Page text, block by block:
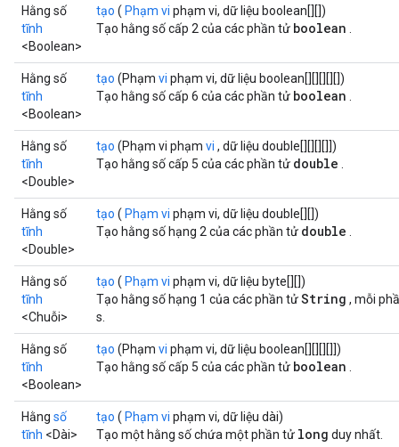
Hằng số
tĩnh
<Boolean>
tạo ( Phạm vi phạm vi, dữ liệu boolean[][])
Tạo hằng số cấp 2 của các phần tử boolean
Hằng số
tĩnh
<Boolean>
tạo (Phạm vi phạm vi, dữ liệu boolean[][][][][])
Tạo hằng số cấp 6 của các phần tử boolean
Hằng số
tĩnh
<Double>
tạo (Phạm vi phạm vi , dữ liệu double[][][][]])
Tạo hằng số cấp 5 của các phần tử double
Hằng số
tĩnh
<Double>
tạo ( Phạm vi phạm vi, dữ liệu double[][])
Tạo hằng số hạng 2 của các phần tử double
Hằng số
tĩnh
<Chuỗi>
tạo ( Phạm vi phạm vi, dữ liệu byte[][])
Tạo hằng số hạng 1 của các phần tửString , mỗi
s.
Hằng số
tĩnh
<Boolean>
tạo (Phạm vi phạm vi, dữ liệu boolean[][][][]])
Tạo hằng số cấp 5 của các phần tử boolean
Hằng số
tĩnh <Dài>
tạo ( Phạm vi phạm vi, dữ liệu dài)
Tạo một hằng số chứa một phần tử long duy nhất.